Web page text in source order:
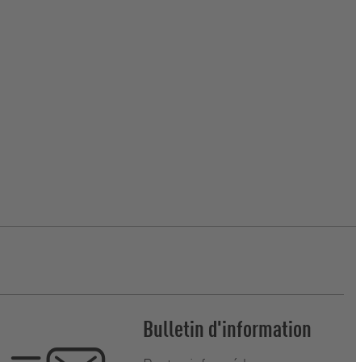
Bulletin d'information